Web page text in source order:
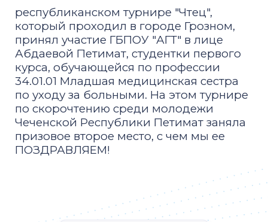
республиканском турнире "Чтец",
который проходил в городе Грозном,
принял участие ГБПОУ "АГТ" в лице
Абдаевой Петимат, студентки первого
курса, обучающейся по профессии
34.01.01 Младшая медицинская сестра
по уходу за больными. На этом турнире
по скорочтению среди молодежи
Чеченской Республики Петимат заняла
призовое второе место, с чем мы ее
ПОЗДРАВЛЯЕМ!